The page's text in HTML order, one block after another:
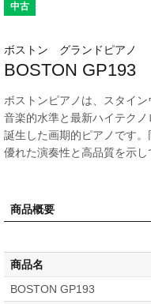
中古
ボストン グランドピアノ
BOSTON GP193
ボストンピアノは、スタイ
音楽的水準と最新ハイテク
誕生した画期的ピアノです
優れた演奏性と高品質を示し
商品概要
商品名
BOSTON GP193